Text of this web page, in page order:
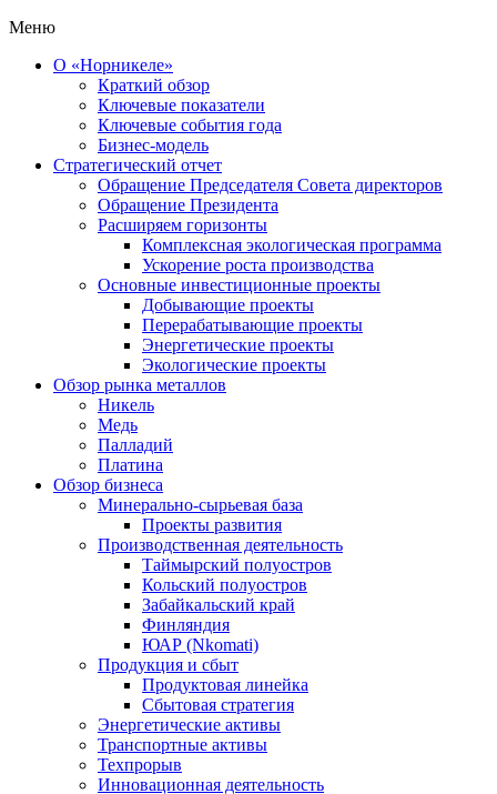
Меню
О «Норникеле»
Краткий обзор
Ключевые показатели
Ключевые события года
Бизнес-модель
Стратегический отчет
Обращение Председателя Совета директоров
Обращение Президента
Расширяем горизонты
Комплексная экологическая программа
Ускорение роста производства
Основные инвестиционные проекты
Добывающие проекты
Перерабатывающие проекты
Энергетические проекты
Экологические проекты
Обзор рынка металлов
Никель
Медь
Палладий
Платина
Обзор бизнеса
Минерально-сырьевая база
Проекты развития
Производственная деятельность
Таймырский полуостров
Кольский полуостров
Забайкальский край
Финляндия
ЮАР (Nkomati)
Продукция и сбыт
Продуктовая линейка
Сбытовая стратегия
Энергетические активы
Транспортные активы
Техпрорыв
Инновационная деятельность